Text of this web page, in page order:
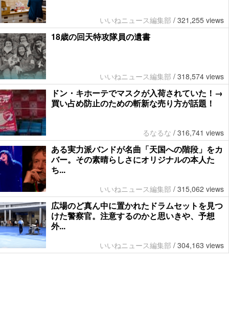
いいねニュース編集部 / 321,255 views
18歳の回天特攻隊員の遺書
いいねニュース編集部 / 318,574 views
ドン・キホーテでマスクが入荷されていた！→
買い占め防止のための斬新な売り方が話題！
るなるな / 316,741 views
ある実力派バンドが名曲「天国への階段」をカ
バー。その素晴らしさにオリジナルの本人た
ち...
いいねニュース編集部 / 315,062 views
広場のど真ん中に置かれたドラムセットを見つ
けた警察官。注意するのかと思いきや、予想
外...
いいねニュース編集部 / 304,163 views